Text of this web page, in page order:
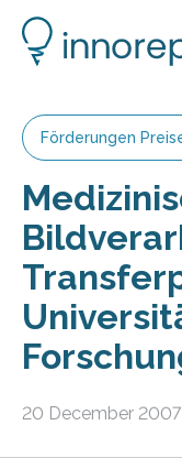
Förderungen
20 December 2007